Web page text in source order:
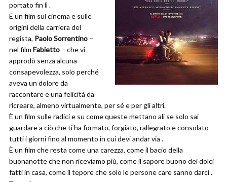
portato fin lì .
È un film sul cinema e sulle
origini della carriera del
regista, Paolo Sorrentino –
nel film Fabietto – che vi
approdò senza alcuna
consapevolezza, solo perché
aveva un dolore da
raccontare e una felicità da
ricreare, almeno virtualmente, per sé e per gli altri.
È un film sulle radici e su come queste mettano ali se solo sai
guardare a ciò che ti ha formato, forgiato, rallegrato e consolato
tutti i giorni fino al momento in cui devi andar via .
È un film che resta come una carezza, come il bacio della
buonanotte che non riceviamo più, come il sapore buono dei dolci
fatti in casa, come il tepore che solo le persone care sanno darci .